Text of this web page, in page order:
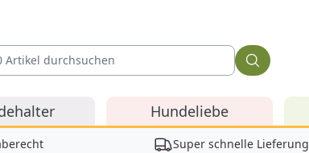
Hundeliebe
Super schnelle Lieferung